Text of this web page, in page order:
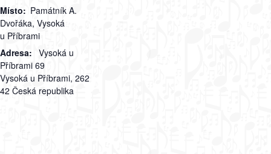
Místo: Památník A.
Dvořáka, Vysoká
u Příbrami
Adresa: Vysoká u
Příbrami 69
Vysoká u Příbrami, 262
42 Česká republika